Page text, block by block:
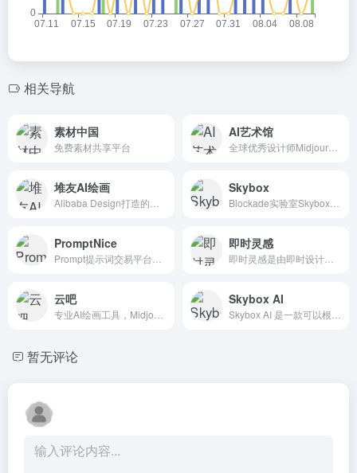
相关导航
素材中国
免费素材共享平台
AI艺术馆
堆友AI绘画 Skybox
PromptNice 即时灵感
云吧 Skybox AI
暂无评论